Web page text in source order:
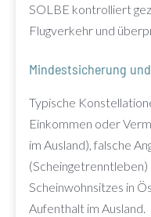
SOLBE kontrolliert
Flugverkehr und
Mindestsicherung
Typische
Einkommen oder
im Ausland), falsche
Scheinwohnsitzes in
Aufenthalt im Ausland.